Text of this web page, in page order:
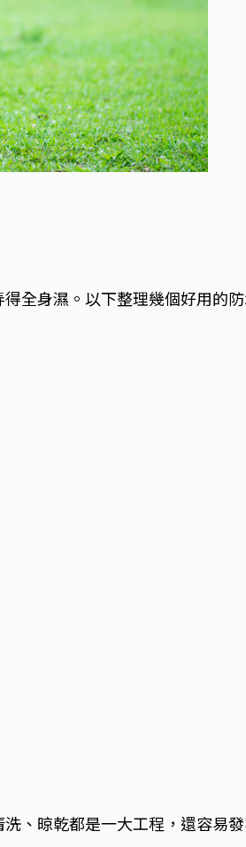
全身濕。以下整理幾個好用的
、晾乾都是一大工程，還容易發